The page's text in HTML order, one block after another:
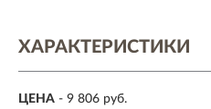
ХАРАКТЕРИСТИКИ
ЦЕНА - 9 806 руб.